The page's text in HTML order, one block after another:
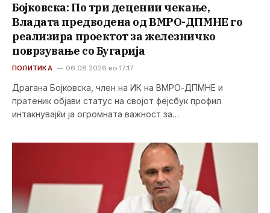
Бојковска: По три децении чекање,
Владата предводена од ВМРО-ДПМНЕ го
реализира проектот за железничко
поврзување со Бугарија
ПОЛИТИКА 06.08.2026 во 17:17
Драгана Бојковска, член на ИК на ВМРО-ДПМНЕ и
пратеник објави статус на својот фејсбук профил
интакнувајќи ја огромната важност за…